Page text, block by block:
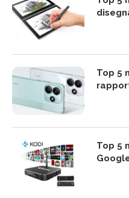
Top 5
Top 5